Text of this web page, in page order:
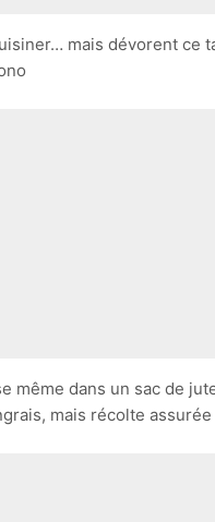
mais dévorent ce
même dans un sac de
mais récolte assurée